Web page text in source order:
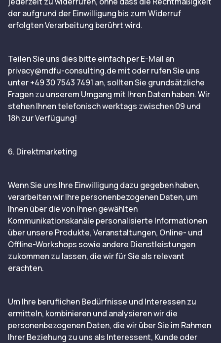
der aufgrund der Einwilligung bis zum Widerruf
erfolgten Verarbeitung berührt wird.
Teilen Sie uns dies bitte einfach per E-Mail an
privacy@mdfu-consulting.de mit oder rufen Sie uns
unter +49 30 7543 7491 an, sollten Sie grundsätzliche
Fragen zu unserem Umgang mit Ihren Daten haben. Wir
stehen Ihnen telefonisch werktags zwischen 09 und
18h zur Verfügung!
6. Direktmarketing
Wenn Sie uns Ihre Einwilligung dazu gegeben haben,
verarbeiten wir Ihre personenbezogenen Daten, um
Ihnen über die von Ihnen gewählten
Kommunikationskanäle personalisierte Informationen
über unsere Produkte, Veranstaltungen, Online- und
Offline-Workshops sowie andere Dienstleistungen
zukommen zu lassen, die wir für Sie als relevant
erachten.
Um Ihre beruflichen Bedürfnisse und Interessen zu
ermitteln, kombinieren und analysieren wir die
personenbezogenen Daten, die wir über Sie im Rahmen
Ihrer Beziehung zu uns als Interessent, Kunde oder